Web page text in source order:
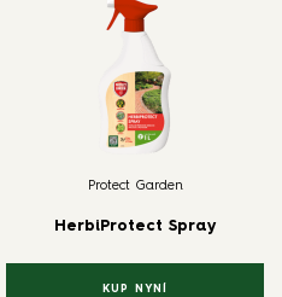
Protect Garden
HerbiProtect Spray
KUP NYNÍ